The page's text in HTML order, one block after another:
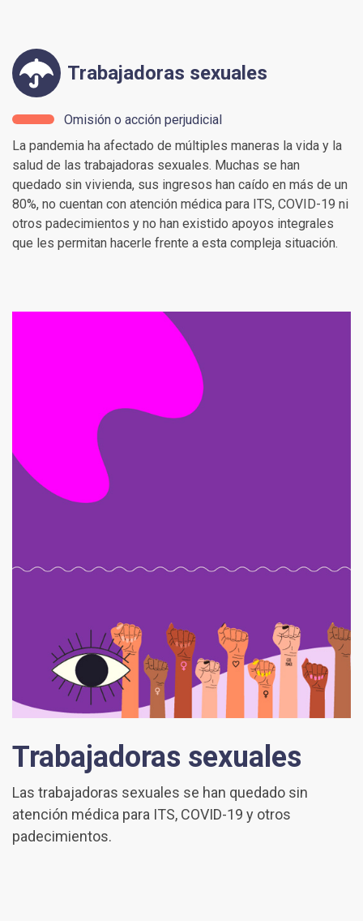
Trabajadoras sexuales
Omisión o acción perjudicial
La pandemia ha afectado de múltiples maneras la vida y la
salud de las trabajadoras sexuales. Muchas se han
quedado sin vivienda, sus ingresos han caído en más de un
80%, no cuentan con atención médica para ITS, COVID-19 ni
otros padecimientos y no han existido apoyos integrales
que les permitan hacerle frente a esta compleja situación.
Trabajadoras sexuales
Las trabajadoras sexuales se han quedado sin
atención médica para ITS, COVID-19 y otros
padecimientos.